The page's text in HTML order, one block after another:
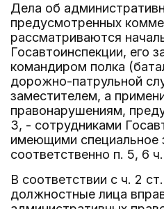
Дела об
предусмотренных
рассматриваются
Госавтоинспекции, его
командиром полка
дорожно-патрульной
заместителем, а
правонарушениям,
3, - сотрудниками
имеющими специальное
соответственно п. 5, 6
В соответствии с ч. 2
должностные лица